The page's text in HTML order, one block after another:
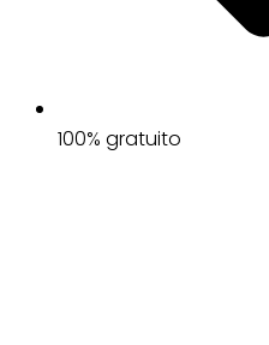
100% gratuito